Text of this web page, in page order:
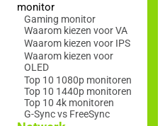
monitor
Gaming monitor
Waarom kiezen voor VA
Waarom kiezen voor IPS
Waarom kiezen voor
OLED
Top 10 1080p monitoren
Top 10 1440p monitoren
Top 10 4k monitoren
G-Sync vs FreeSync